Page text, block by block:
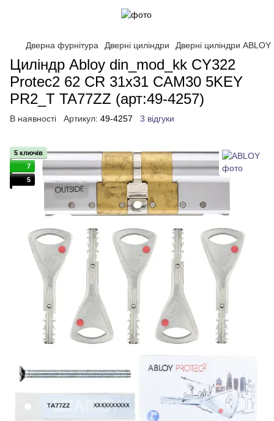
Дверна фурнітура Дверні циліндри Дверні циліндри ABLOY
Циліндр Abloy din_mod_kk CY322
Protec2 62 CR 31x31 CAM30 5KEY
PR2_T TA77ZZ (арт:49-4257)
В наявності Артикул: 49-4257 3 відгуки
5 ключів
7
5